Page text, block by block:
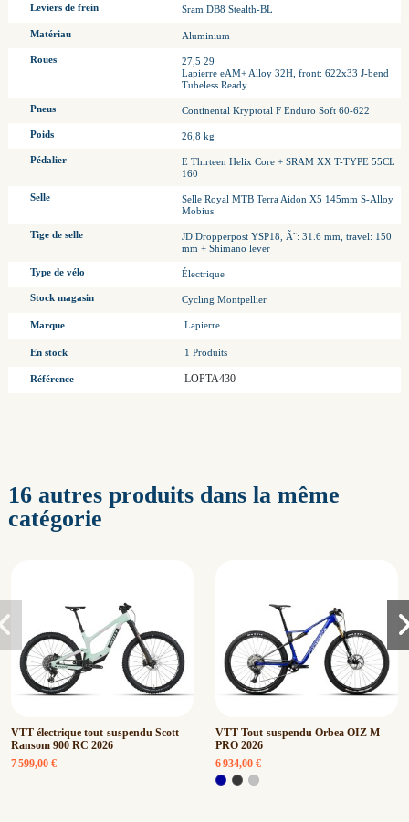
Leviers de frein Sram DB8 Stealth-BL
Matériau Aluminium
Roues
27,5 29
Lapierre eAM+ Alloy 32H, front: 622x33 J-bend
Tubeless Ready
Pneus Continental Kryptotal F Enduro Soft 60-622
Poids 26,8 kg
Pédalier
E Thirteen Helix Core + SRAM XX T-TYPE 55CL
160
Selle
Selle Royal MTB Terra Aidon X5 145mm S-Alloy
Mobius
Tige de selle
JD Dropperpost YSP18, Ã˜: 31.6 mm, travel: 150
mm + Shimano lever
Type de vélo Électrique
Stock magasin Cycling Montpellier
Marque Lapierre
En stock 1 Produits
Référence LOPTA430
16 autres produits dans la même
catégorie
VTT électrique tout-suspendu Scott
Ransom 900 RC 2026
7 599,00 €
VTT Tout-suspendu Orbea OIZ M-
PRO 2026
6 934,00 €